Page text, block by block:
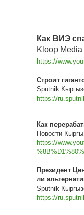
Как ВИЭ
Kloop
https://
Строит
Sputnik
https://
Как
Новости
https://
Президент
ли
Sputnik
https://